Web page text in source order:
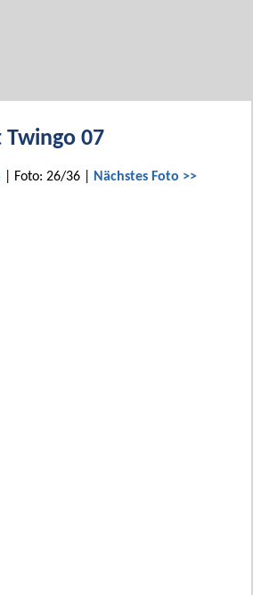
Twingo 07
| Foto: 26/36 | Nächstes Foto >>